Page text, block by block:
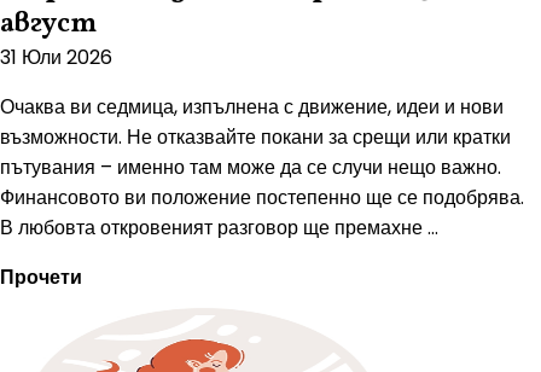
август
31 Юли 2026
Очаква ви седмица, изпълнена с движение, идеи и нови
възможности. Не отказвайте покани за срещи или кратки
пътувания – именно там може да се случи нещо важно.
Финансовото ви положение постепенно ще се подобрява.
В любовта откровеният разговор ще премахне ...
Прочети